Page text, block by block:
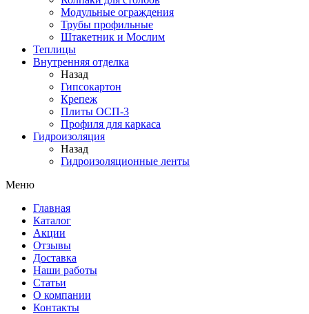
Модульные ограждения
Трубы профильные
Штакетник и Мослим
Теплицы
Внутренняя отделка
Назад
Гипсокартон
Крепеж
Плиты ОСП-3
Профиля для каркаса
Гидроизоляция
Назад
Гидроизоляционные ленты
Меню
Главная
Каталог
Акции
Отзывы
Доставка
Наши работы
Статьи
О компании
Контакты